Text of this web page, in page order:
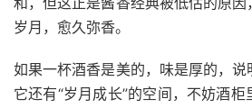
岁月，愈久弥香。
如果一杯酒香是美的，味是厚的，说
它还有“岁月成长”的空间，不妨酒